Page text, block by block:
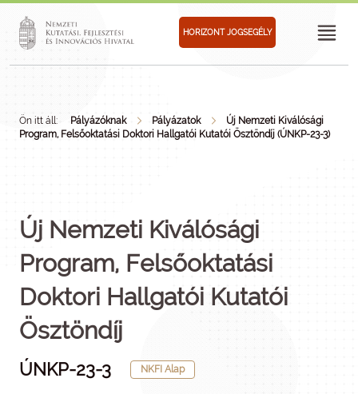
HORIZONT JOGSEGÉLY
Ön itt áll: Pályázóknak Pályázatok
Új Nemzeti Kiválósági
Program, Felsőoktatási Doktori Hallgatói Kutatói Ösztöndíj (ÚNKP-23-3)
Új Nemzeti Kiválósági
Program, Felsőoktatási
Doktori Hallgatói Kutatói
Ösztöndíj
ÚNKP-23-3 NKFI Alap